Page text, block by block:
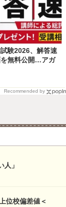
験2026、解答速
無料公開…アガ
Recommended by
」
位校偏差値＜